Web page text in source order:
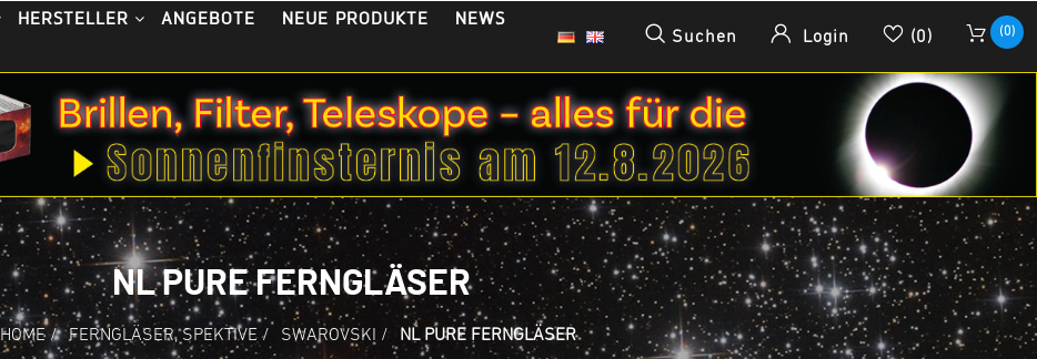
HERSTELLER ANGEBOTE NEUE PRODUKTE
NEWS
Suchen Login (0) (0)
NL PURE FERNGLÄSER
HOME / FERNGLÄSER, SPEKTIVE / SWAROVSKI / NL PURE FERNGLÄSER